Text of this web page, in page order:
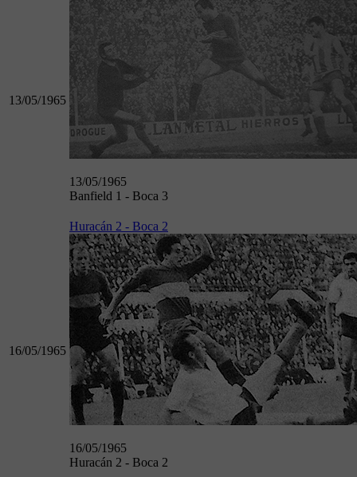
13/05/1965
13/05/1965
Banfield 1 - Boca 3
16/05/1965
Huracán 2 - Boca 2
16/05/1965
Huracán 2 - Boca 2